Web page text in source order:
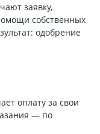
заявку,
собственных
одобрение
оплату за свои
— по